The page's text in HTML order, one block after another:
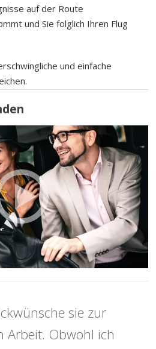
auf der Route
und Sie folglich Ihren Flug
und einfache
sie zur
Arbeit. Obwohl ich